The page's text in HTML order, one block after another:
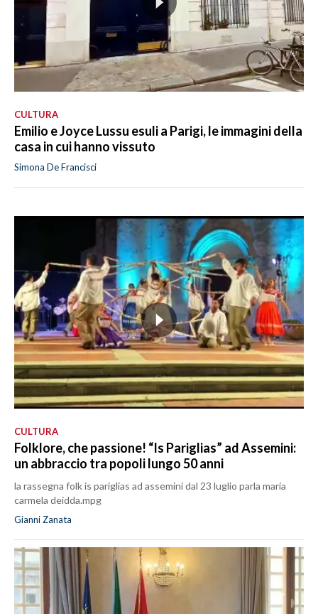
CULTURA
Emilio e Joyce Lussu esuli a Parigi, le immagini della
casa in cui hanno vissuto
Simona De Francisci
CULTURA
Folklore, che passione! “Is Pariglias” ad Assemini:
un abbraccio tra popoli lungo 50 anni
la rassegna folk is pariglias ad assemini dal 23 luglio parla maria
carmela deidda.mpg
Gianni Zanata